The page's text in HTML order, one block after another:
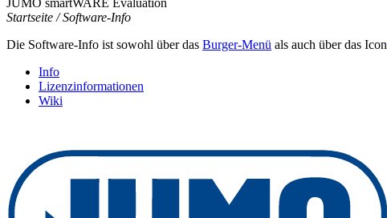
Startseite / Software-Info
Die Software-Info ist sowohl über das Burger-Menü als auch über das Icon
Info
Lizenzinformationen
Wiki